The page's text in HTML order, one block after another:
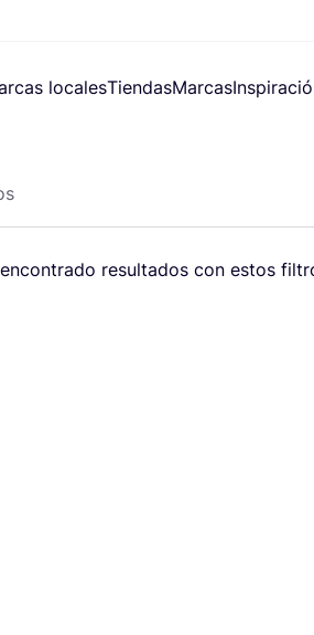
localesTiendasMarcas
resul­ta­dos con estos